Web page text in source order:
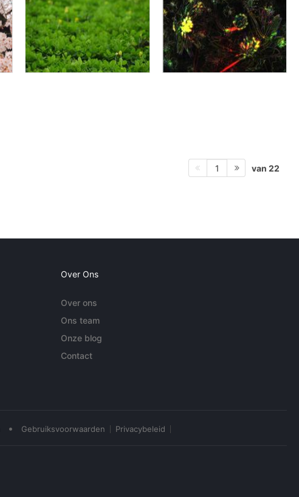
1 van 22
Over Ons
Over ons
Ons team
Onze blog
Contact
• Gebruiksvoorwaarden Privacybeleid